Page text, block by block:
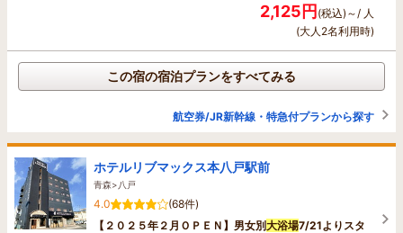
2,125円(税込)～/ 人
(大人2名利用時)
この宿の宿泊プランをすべてみる
航空券/JR新幹線・特急付プランから探す
ホテルリブマックス本八戸駅前
青森>八戸
4.0
(68件)
【２０２５年２月ＯＰＥＮ】男女別大浴場7/21よりスタ